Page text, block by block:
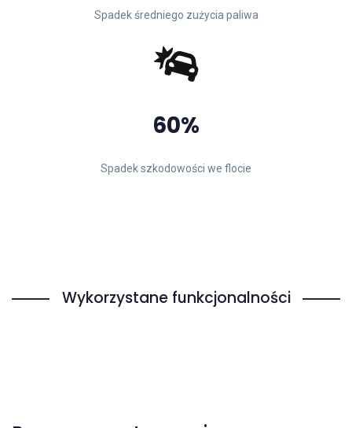
Spadek średniego zużycia paliwa
60%
Spadek szkodowości we flocie
Wykorzystane funkcjonalności